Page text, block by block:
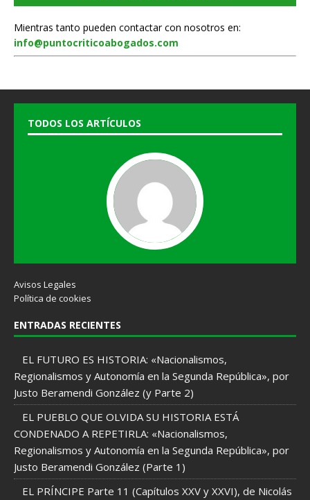
Mientras tanto pueden contactar con nosotros en:
info@puntocriticoabogados.com
TODOS LOS ARTÍCULOS
Avisos Legales
Política de cookies
ENTRADAS RECIENTES
EL FUTURO ES HISTORIA: «Nacionalismos,
Regionalismos y Autonomía en la Segunda República», por
Justo Beramendi González (y Parte 2)
EL PUEBLO QUE OLVIDA SU HISTORIA ESTÁ
CONDENADO A REPETIRLA: «Nacionalismos,
Regionalismos y Autonomía en la Segunda República», por
Justo Beramendi González (Parte 1)
EL PRÍNCIPE Parte 11 (Capítulos XXV y XXVI), de Nicolás